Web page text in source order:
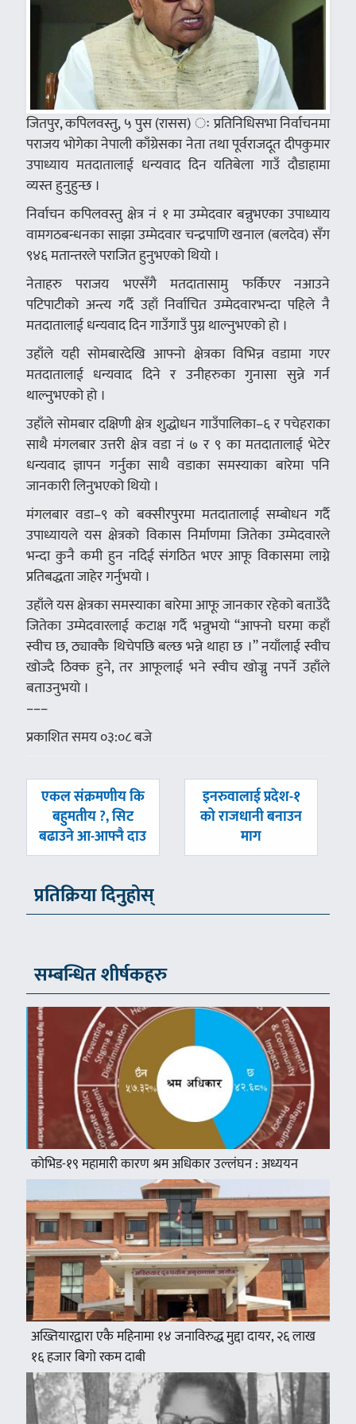
जितपुर, कपिलवस्तु, ५ पुस (रासस) ः प्रतिनिधिसभा निर्वाचनमा
पराजय भोगेका नेपाली काँग्रेसका नेता तथा पूर्वराजदूत दीपकुमार
उपाध्याय मतदातालाई धन्यवाद दिन यतिबेला गाउँ दौडाहामा
व्यस्त हुनुहुन्छ ।
निर्वाचन कपिलवस्तु क्षेत्र नं १ मा उम्मेदवार बन्नुभएका उपाध्याय
वामगठबन्धनका साझा उम्मेदवार चन्द्रपाणि खनाल (बलदेव) सँग
९४६ मतान्तरले पराजित हुनुभएको थियो ।
नेताहरु पराजय भएसँगै मतदातासामु फर्किएर नआउने
पटिपाटीको अन्त्य गर्दै उहाँ निर्वाचित उम्मेदवारभन्दा पहिले नै
मतदातालाई धन्यवाद दिन गाउँगाउँ पुग्न थाल्नुभएको हो ।
उहाँले यही सोमबारदेखि आफ्नो क्षेत्रका विभिन्न वडामा गएर
मतदातालाई धन्यवाद दिने र उनीहरुका गुनासा सुन्ने गर्न
थाल्नुभएको हो ।
उहाँले सोमबार दक्षिणी क्षेत्र शुद्धोधन गाउँपालिका–६ र पचेहराका
साथै मंगलबार उत्तरी क्षेत्र वडा नं ७ र ९ का मतदातालाई भेटेर
धन्यवाद ज्ञापन गर्नुका साथै वडाका समस्याका बारेमा पनि
जानकारी लिनुभएको थियो ।
मंगलबार वडा–९ को बक्सीरपुरमा मतदातालाई सम्बोधन गर्दै
उपाध्यायले यस क्षेत्रको विकास निर्माणमा जितेका उम्मेदवारले
भन्दा कुनै कमी हुन नदिई संगठित भएर आफू विकासमा लाग्ने
प्रतिबद्धता जाहेर गर्नुभयो ।
उहाँले यस क्षेत्रका समस्याका बारेमा आफू जानकार रहेको बताउँदै
जितेका उम्मेदवारलाई कटाक्ष गर्दै भन्नुभयो “आफ्नो घरमा कहाँ
स्वीच छ, ठ्याक्कै थिचेपछि बल्छ भन्ने थाहा छ ।” नयाँलाई स्वीच
खोज्दै ठिक्क हुने, तर आफूलाई भने स्वीच खोज्नु नपर्ने उहाँले
बताउनुभयो ।
–––
प्रकाशित समय ०३:०८ बजे
पछिल्लाे
एकल संक्रमणीय कि
बहुमतीय ?, सिट
बढाउने आ-आफ्नै दाउ
अघिल्लाे
-
इनरुवालाई प्रदेश-१
को राजधानी बनाउन
माग
प्रतिक्रिया दिनुहोस्
सम्बन्धित शीर्षकहरु
कोभिड-१९ महामारी कारण श्रम अधिकार उल्लंघन : अध्ययन
अख्तियारद्वारा एकै महिनामा १४ जनाविरुद्ध मुद्दा दायर, २६ लाख
१६ हजार बिगो रकम दाबी